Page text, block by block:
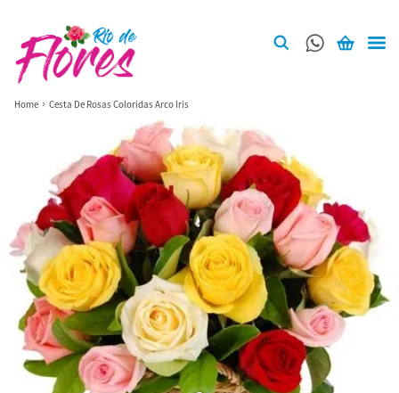
Home Cesta De Rosas Coloridas Arco Iris